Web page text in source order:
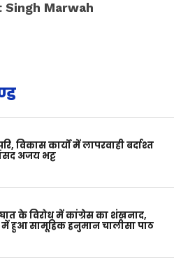
Singh Marwah
विकास कार्यों में लापरवाही बर्दाश्त
अजय भट्ट
के विरोध में कांग्रेस का शंखनाद,
में हुआ सामूहिक हनुमान चालीसा पाठ